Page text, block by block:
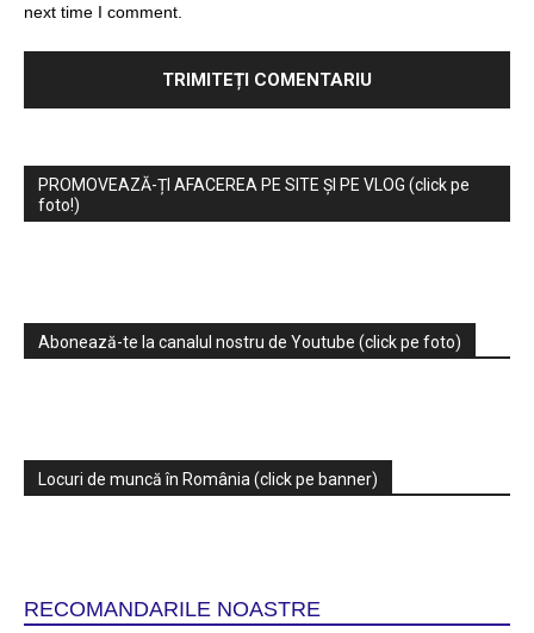
next time I comment.
PROMOVEAZĂ-ȚI AFACEREA PE SITE ȘI PE VLOG (click pe
foto!)
Abonează-te la canalul nostru de Youtube (click pe foto)
Locuri de muncă în România (click pe banner)
RECOMANDARILE NOASTRE